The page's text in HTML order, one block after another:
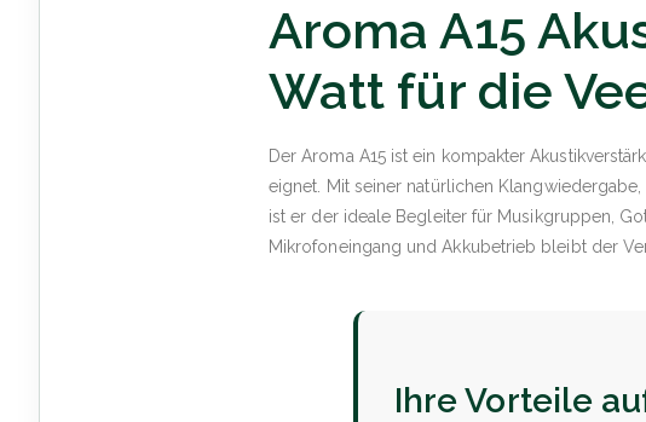
Aroma A15
Watt für die
Der Aroma A15 ist ein kompakter
eignet. Mit seiner natürlichen
ist er der ideale Begleiter für Musikgruppen,
Mikrofoneingang und Akkubetrieb bleibt der
Ihre Vorteile